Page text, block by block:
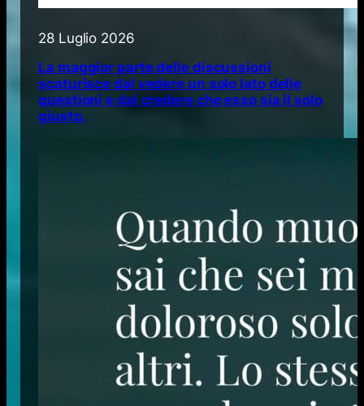
28 Luglio 2026
La maggior parte delle discussioni
scaturisce dal vedere un solo lato delle
questioni e dal credere che esso sia il solo
giusto.